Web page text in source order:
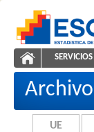
ESCALE -
Registros EIB
SERVICIOS
UE